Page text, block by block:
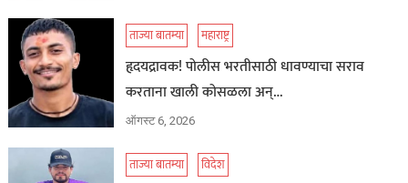
ताज्या बातम्या महाराष्ट्र
हृदयद्रावक! पोलीस भरतीसाठी धावण्याचा सराव
करताना खाली कोसळला अन्…
ऑगस्ट 6, 2026
ताज्या बातम्या विदेश